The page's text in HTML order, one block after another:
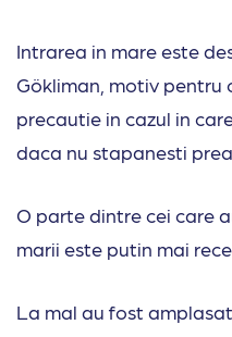
Intrarea in mare este
Gökliman, motiv pentru
precautie in cazul in
daca nu stapanesti
O parte dintre cei care
marii este putin mai
La mal au fost